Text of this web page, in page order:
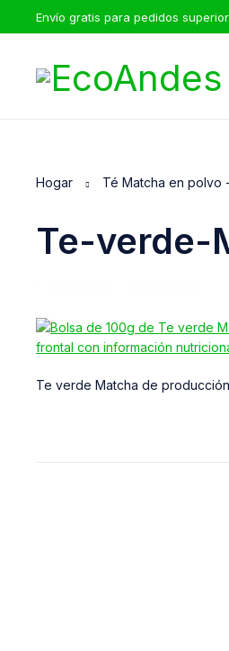
Envío gratis para pedidos
Hogar Té Matcha en polvo
Te-verde-
Te verde Matcha de